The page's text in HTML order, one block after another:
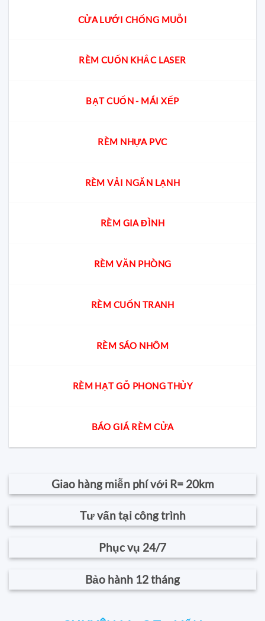
CỬA LƯỚI CHỐNG MUỖI
RÈM CUỐN KHẮC LASER
BẠT CUỐN - MÁI XẾP
RÈM NHỰA PVC
RÈM VẢI NGĂN LẠNH
RÈM GIA ĐÌNH
RÈM VĂN PHÒNG
RÈM CUỐN TRANH
RÈM SÁO NHÔM
RÈM HẠT GỖ PHONG THỦY
BÁO GIÁ RÈM CỬA
Giao hàng miễn phí với R= 20km
Tư vấn tại công trình
Phục vụ 24/7
Bảo hành 12 tháng